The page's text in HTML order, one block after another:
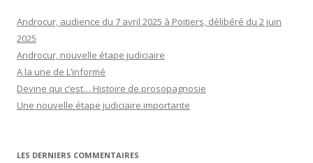
Androcur, audience du 7 avril 2025 à Poitiers, délibéré du 2 juin
2025
Androcur, nouvelle étape judiciaire
A la une de L’informé
Devine qui c’est… Histoire de prosopagnosie
Une nouvelle étape judiciaire importante
LES DERNIERS COMMENTAIRES